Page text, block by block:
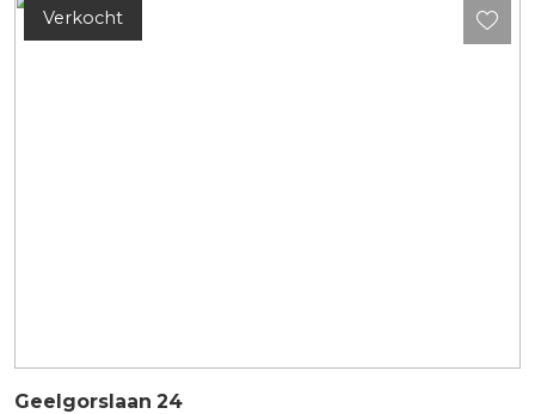
Verkocht
Geelgorslaan 24